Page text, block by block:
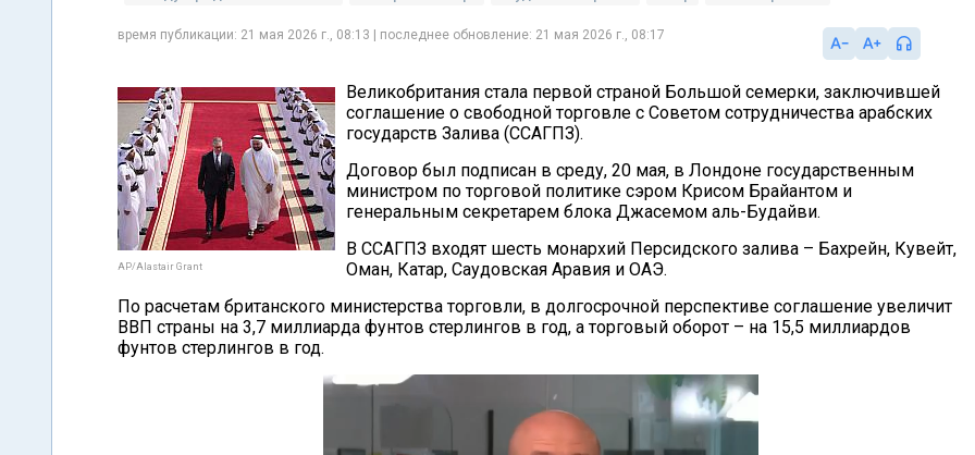
время публикации: 21 мая 2026 г., 08:13 | последнее обновление: 21 мая 2026 г., 08:17
AP/Alastair Grant
Великобритания стала первой страной Большой семерки, заключившей
соглашение о свободной торговле с Советом сотрудничества арабских
государств Залива (ССАГПЗ).
Договор был подписан в среду, 20 мая, в Лондоне государственным
министром по торговой политике сэром Крисом Брайантом и
генеральным секретарем блока Джасемом аль-Будайви.
В ССАГПЗ входят шесть монархий Персидского залива – Бахрейн, Кувейт,
Оман, Катар, Саудовская Аравия и ОАЭ.
По расчетам британского министерства торговли, в долгосрочной перспективе соглашение увеличит
ВВП страны на 3,7 миллиарда фунтов стерлингов в год, а торговый оборот – на 15,5 миллиардов
фунтов стерлингов в год.